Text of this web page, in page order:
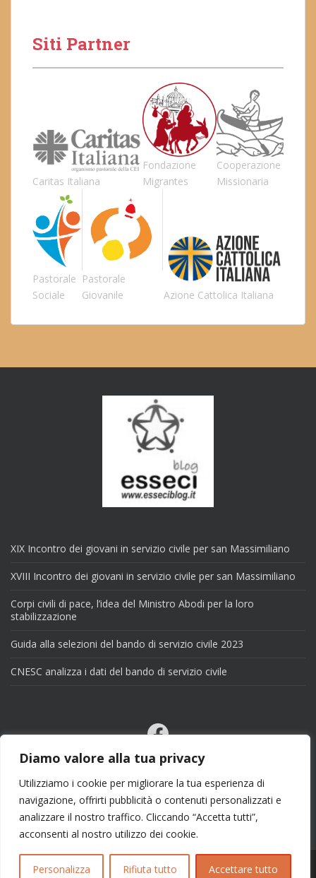
Diamo valore alla tua privacy
Utilizziamo i cookie per migliorare la tua esperienza di
navigazione, offrirti pubblicità o contenuti personalizzati e
analizzare il nostro traffico. Cliccando “Accetta tutti”,
acconsenti al nostro utilizzo dei cookie.
Personalizza Rifiuta tutto Accettare tutto
Siti Partner
Caritas Italiana
Fondazione
Migrantes
Cooperazione
Missionaria
Pastorale
Sociale
Pastorale
Giovanile
Azione Cattolica Italiana
XIX Incontro dei giovani in servizio civile per san Massimiliano
XVIII Incontro dei giovani in servizio civile per san Massimiliano
Corpi civili di pace, l’idea del Ministro Abodi per la loro
stabilizzazione
Guida alla selezioni del bando di servizio civile 2023
CNESC analizza i dati del bando di servizio civile
Facebook
Email
X
Copyright 2025 | info@esseciblog.it | Tema perColorlibDisegnato da